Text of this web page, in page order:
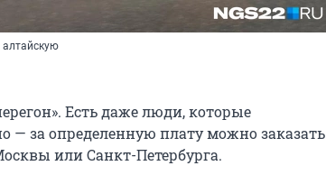
Есть даже люди, которые
— за определенную плату можно заказать
или Санкт-Петербурга.